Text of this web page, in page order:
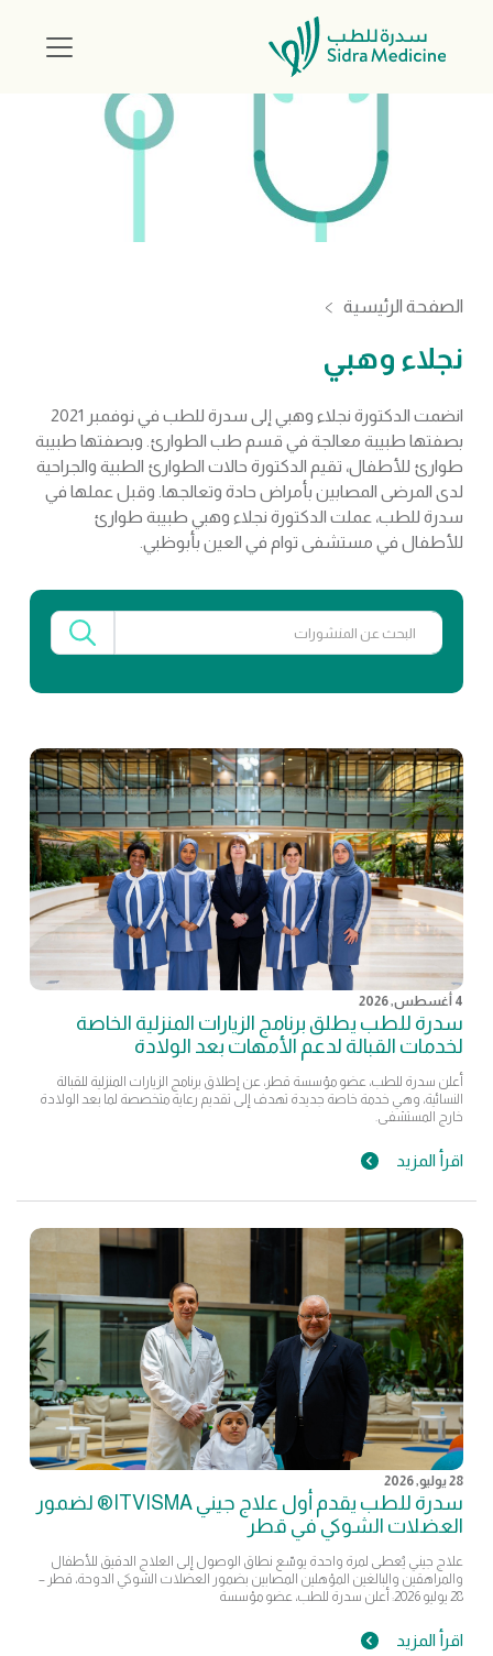
الصفحة الرئيسية
نجلاء وهبي
انضمت الدكتورة نجلاء وهبي إلى سدرة للطب في نوفمبر 2021
بصفتها طبيبة معالجة في قسم طب الطوارئ. وبصفتها طبيبة
طوارئ للأطفال، تقيم الدكتورة حالات الطوارئ الطبية والجراحية
لدى المرضى المصابين بأمراض حادة وتعالجها. وقبل عملها في
سدرة للطب، عملت الدكتورة نجلاء وهبي طبيبة طوارئ
للأطفال في مستشفى توام في العين بأبوظبي.
4 أغسطس, 2026
سدرة للطب يطلق برنامج الزيارات المنزلية الخاصة
لخدمات القبالة لدعم الأمهات بعد الولادة
أعلن سدرة للطب، عضو مؤسسة قطر، عن إطلاق برنامج الزيارات المنزلية للقبالة
النسائية، وهي خدمة خاصة جديدة تهدف إلى تقديم رعاية متخصصة لما بعد الولادة
خارج المستشفى.
اقرأ المزيد
28 يوليو, 2026
سدرة للطب يقدم أول علاج جيني ITVISMA® لضمور
العضلات الشوكي في قطر
علاج جيني يُعطى لمرة واحدة يوسّع نطاق الوصول إلى العلاج الدقيق للأطفال
والمراهقين والبالغين المؤهلين المصابين بضمور العضلات الشوكي الدوحة، قطر –
28 يوليو 2026: أعلن سدرة للطب، عضو مؤسسة
اقرأ المزيد